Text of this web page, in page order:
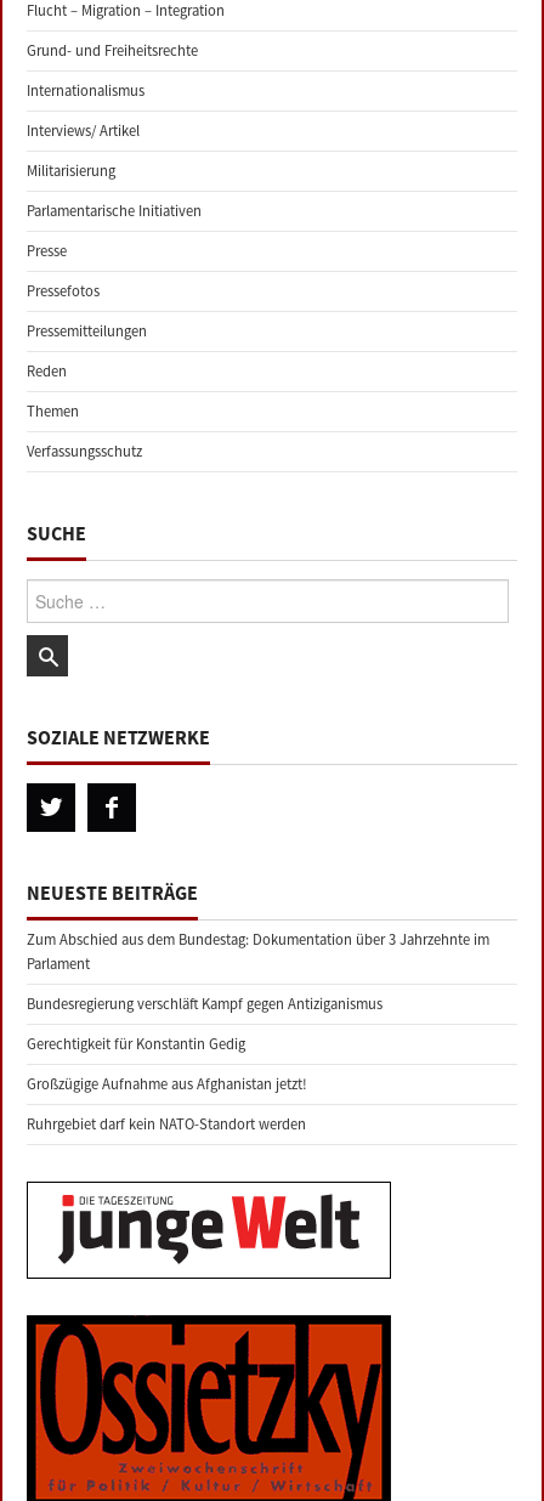
Flucht – Migration – Integration
Grund- und Freiheitsrechte
Internationalismus
Interviews/ Artikel
Militarisierung
Parlamentarische Initiativen
Presse
Pressefotos
Pressemitteilungen
Reden
Themen
Verfassungsschutz
SUCHE
Suche:
SOZIALE NETZWERKE
NEUESTE BEITRÄGE
Zum Abschied aus dem Bundestag: Dokumentation über 3 Jahrzehnte im
Parlament
Bundesregierung verschläft Kampf gegen Antiziganismus
Gerechtigkeit für Konstantin Gedig
Großzügige Aufnahme aus Afghanistan jetzt!
Ruhrgebiet darf kein NATO-Standort werden